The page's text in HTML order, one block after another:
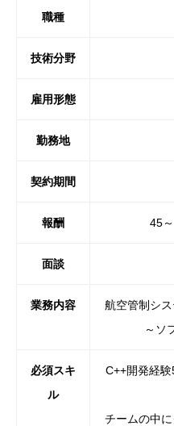
職種
技術分野
雇用形態
勤務地
契約期間
報酬 45
面談
業務内容
航空管制シ
～ソ
必須スキ
ル
C++開発経
チームの中に